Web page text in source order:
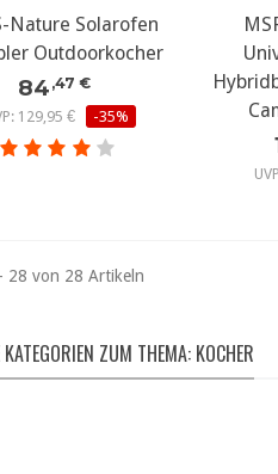
Nature Solarofen
Outdoorkocher
84 ,47 €
129,95 €
-35%
28 von 28 Artikeln
KATEGORIEN ZUM THEMA: KOCHER